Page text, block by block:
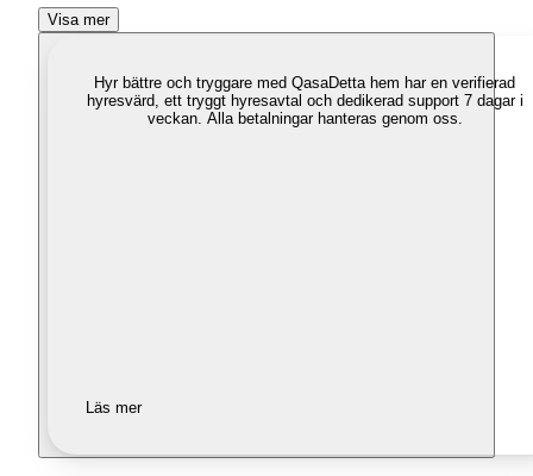
Visa mer
Hyr bättre och tryggare med QasaDetta hem har en verifierad
hyresvärd, ett tryggt hyresavtal och dedikerad support 7 dagar i
veckan. Alla betalningar hanteras genom oss.
Läs mer